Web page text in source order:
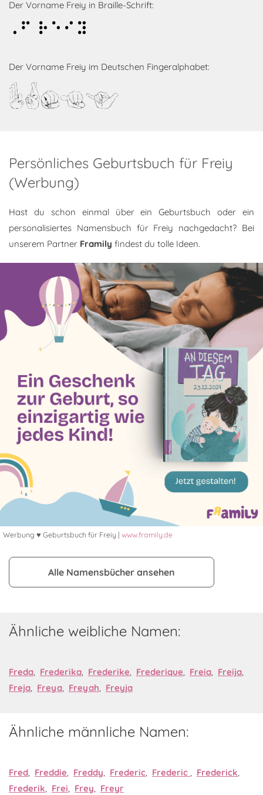
Der Vorname Freiy in Braille-Schrift:
Freiy
Der Vorname Freiy im Deutschen Fingeralphabet:
Freiy
Persönliches Geburtsbuch für Freiy
(Werbung)
Hast du schon einmal über ein Geburtsbuch oder ein
personalisiertes Namensbuch für Freiy nachgedacht? Bei
unserem Partner Framily findest du tolle Ideen.
Werbung ♥ Geburtsbuch für Freiy | www.framily.de
Alle Namensbücher ansehen
Ähnliche weibliche Namen:
Freda, Frederika, Frederike, Frederique, Freia, Freija,
Freja, Freya, Freyah, Freyja
Ähnliche männliche Namen:
Fred, Freddie, Freddy, Frederic, Frederic , Frederick,
Frederik, Frei, Frey, Freyr